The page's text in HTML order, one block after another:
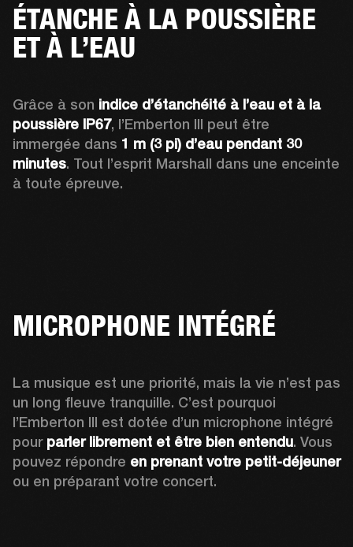
ÉTANCHE À LA POUSSIÈRE
ET À L’EAU
Grâce à son indice d’étanchéité à l’eau et à la
poussière IP67, l’Emberton III peut être
immergée dans 1 m (3 pi) d’eau pendant 30
minutes. Tout l’esprit Marshall dans une enceinte
à toute épreuve.
MICROPHONE INTÉGRÉ
La musique est une priorité, mais la vie n’est pas
un long fleuve tranquille. C’est pourquoi
l’Emberton III est dotée d’un microphone intégré
pour parler librement et être bien entendu. Vous
pouvez répondre en prenant votre petit-déjeuner
ou en préparant votre concert.